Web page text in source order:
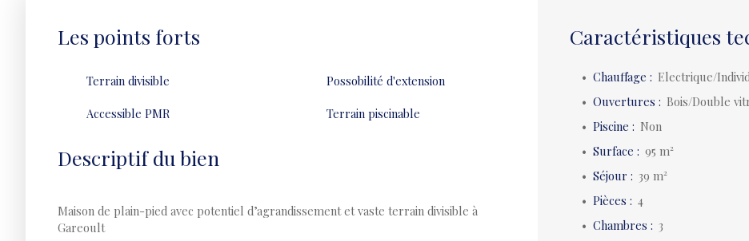
Les points forts
Terrain divisible Possobilité d'extension
Accessible PMR Terrain piscinable
Descriptif du bien
Maison de plain-pied avec potentiel d’agrandissement et vaste terrain divisible à
Gareoult
Caractéristiques
Chauffage : Electrique/
Ouvertures : Bois/Double
Piscine : Non
Surface : 95m²
Séjour : 39m²
Pièces : 4
Chambres : 3